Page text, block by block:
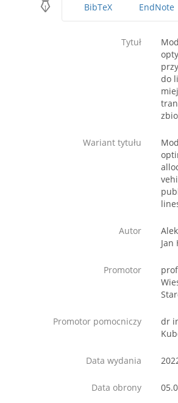
BibTeX EndNote
Tytuł
do
Wariant tytułu
Autor
Jan
Promotor
Promotor pomocniczy
dr
Data wydania
Data obrony